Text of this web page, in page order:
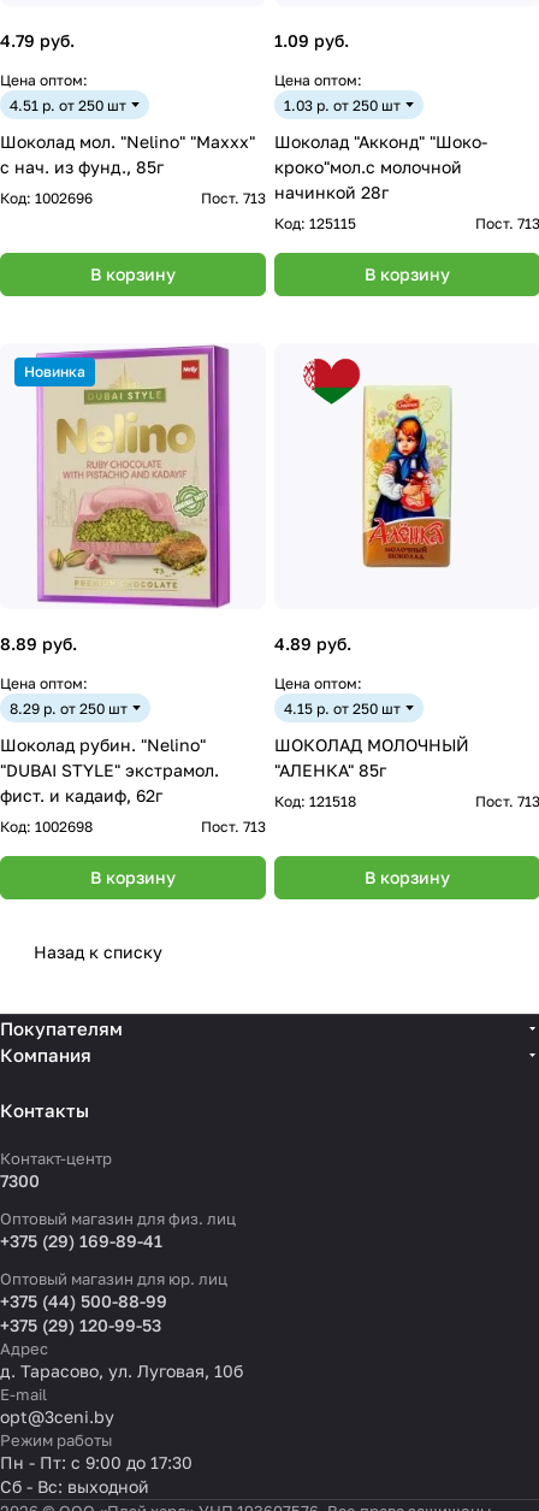
4.79 руб.
Цена оптом:
4.51 р. от 250 шт
Шоколад мол. "Nelino" "Maxxx"
с нач. из фунд., 85г
Код: 1002696 Пост. 713
В корзину
1.09 руб.
Цена оптом:
1.03 р. от 250 шт
Шоколад "Акконд" "Шоко-
кроко"мол.с молочной
начинкой 28г
Код: 125115 Пост. 713
В корзину
Новинка
8.89 руб.
Цена оптом:
8.29 р. от 250 шт
Шоколад рубин. "Nelino"
"DUBAI STYLE" экстрамол.
фист. и кадаиф, 62г
Код: 1002698 Пост. 713
В корзину
4.89 руб.
Цена оптом:
4.15 р. от 250 шт
ШОКОЛАД МОЛОЧНЫЙ
"АЛЕНКА" 85г
Код: 121518 Пост. 713
В корзину
Назад к списку
Покупателям
Компания
Контакты
Контакт-центр
7300
Оптовый магазин для физ. лиц
+375 (29) 169-89-41
Оптовый магазин для юр. лиц
+375 (44) 500-88-99
+375 (29) 120-99-53
Адрес
д. Тарасово, ул. Луговая, 10б
E-mail
opt@3ceni.by
Режим работы
Пн - Пт: с 9:00 до 17:30
Сб - Вс: выходной